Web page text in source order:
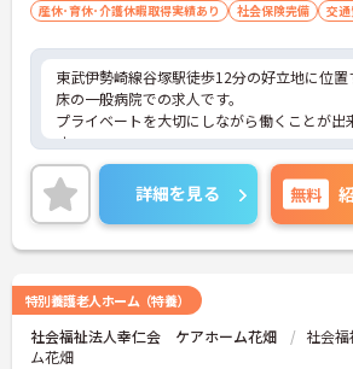
産休･育休･介護休暇取得実績あり
社会保険完備 交
東武伊勢崎線谷塚駅徒歩12分の好立地に位置
床の一般病院での求人です。
プライベートを大切にしながら働くことが出
す。
ご興味のある方は面接対策ポイントなどお話
すのでお気軽にお問い合わせください。
詳細を見る 無料
特別養護老人ホーム（特養）
社会福祉法人幸仁会 ケアホーム花畑
社会
ム花畑